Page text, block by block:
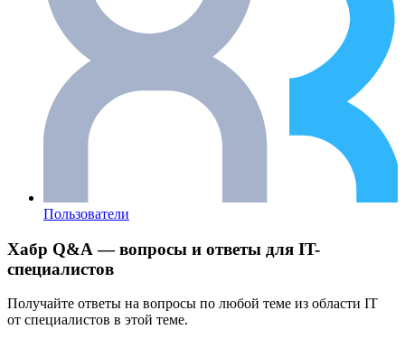
Пользователи
Хабр Q&A — вопросы и ответы для IT-
специалистов
Получайте ответы на вопросы по любой теме из области IT
от специалистов в этой теме.